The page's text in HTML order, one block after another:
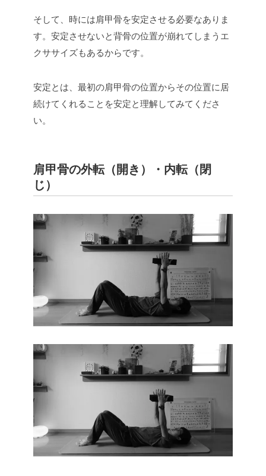
そして、時には肩甲骨を安定させる必要なありま
す。安定させないと背骨の位置が崩れてしまうエ
クササイズもあるからです。
安定とは、最初の肩甲骨の位置からその位置に居
続けてくれることを安定と理解してみてくださ
い。
肩甲骨の外転（開き）・内転（閉
じ）